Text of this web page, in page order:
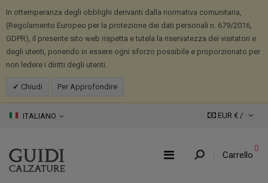
In ottemperanza degli obblighi derivanti dalla normativa comunitaria,
(Regolamento Europeo per la protezione dei dati personali n. 679/2016,
GDPR), il presente sito web rispetta e tutela la riservatezza dei visitatori e
degli utenti, ponendo in essere ogni sforzo possibile e proporzionato per
non ledere i diritti degli utenti.
Chiudi Per Approfondire
ITALIANO EUR € /
Carrello
0